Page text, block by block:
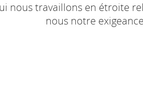
nous travaillons en étroite
nous notre